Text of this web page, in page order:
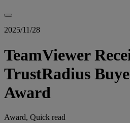
2025/11/28
TeamViewer
TrustRadius
Award
Award, Quick read